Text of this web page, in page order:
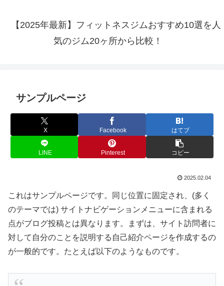
【2025年最新】フィットネスジムおすすめ10選を人
気のジム20ヶ所から比較！
サンプルページ
X Facebook はてブ
LINE Pinterest コピー
2025.02.04
これはサンプルページです。同じ位置に固定され、(多く
のテーマでは) サイトナビゲーションメニューに含まれる
点がブログ投稿とは異なります。まずは、サイト訪問者に
対して自分のことを説明する自己紹介ページを作成するの
が一般的です。たとえば以下のようなものです。